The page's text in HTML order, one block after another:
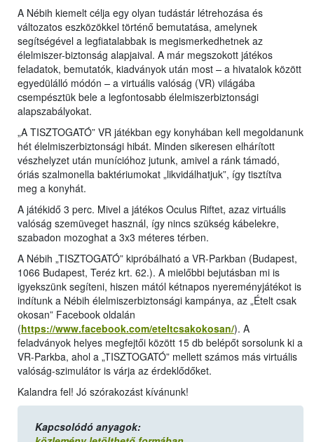
A Nébih kiemelt célja egy olyan tudástár létrehozása és
változatos eszközökkel történő bemutatása, amelynek
segítségével a legfiatalabbak is megismerkedhetnek az
élelmiszer-biztonság alapjaival. A már megszokott játékos
feladatok, bemutatók, kiadványok után most – a hivatalok között
egyedülálló módón – a virtuális valóság (VR) világába
csempésztük bele a legfontosabb élelmiszerbiztonsági
alapszabályokat.
„A TISZTOGATÓ” VR játékban egy konyhában kell megoldanunk
hét élelmiszerbiztonsági hibát. Minden sikeresen elhárított
vészhelyzet után munícióhoz jutunk, amivel a ránk támadó,
óriás szalmonella baktériumokat „likvidálhatjuk”, így tisztítva
meg a konyhát.
A játékidő 3 perc. Mivel a játékos Oculus Riftet, azaz virtuális
valóság szemüveget használ, így nincs szükség kábelekre,
szabadon mozoghat a 3x3 méteres térben.
A Nébih „TISZTOGATÓ” kipróbálható a VR-Parkban (Budapest,
1066 Budapest, Teréz krt. 62.). A mielőbbi bejutásban mi is
igyekszünk segíteni, hiszen mától kétnapos nyereményjátékot is
indítunk a Nébih élelmiszerbiztonsági kampánya, az „Ételt csak
okosan” Facebook oldalán
(https://www.facebook.com/eteltcsakokosan/). A
feladványok helyes megfejtői között 15 db belépőt sorsolunk ki a
VR-Parkba, ahol a „TISZTOGATÓ” mellett számos más virtuális
valóság-szimulátor is várja az érdeklődőket.
Kalandra fel! Jó szórakozást kívánunk!
Kapcsolódó anyagok: